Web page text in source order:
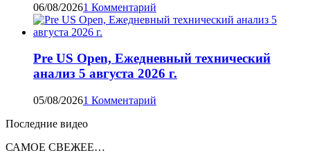
06/08/20261 Комментарий
Pre US Open, Ежедневный технический
анализ 5 августа 2026 г.
05/08/20261 Комментарий
Последние видео
САМОЕ СВЕЖЕЕ…